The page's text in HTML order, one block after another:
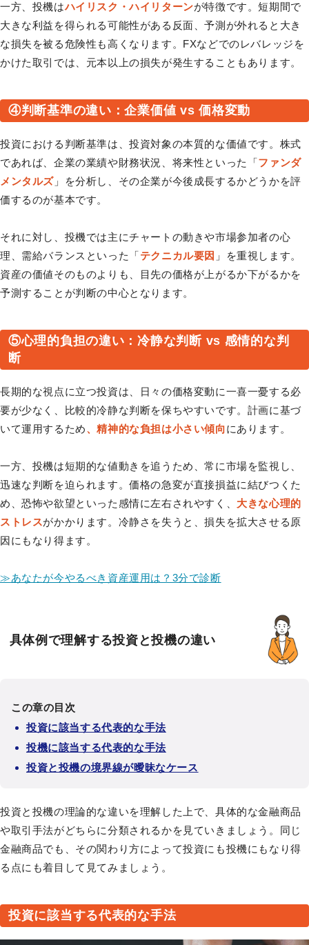
一方、投機はハイリスク・ハイリターンが特徴です。短期間で
大きな利益を得られる可能性がある反面、予測が外れると大き
な損失を被る危険性も高くなります。FXなどでのレバレッジを
かけた取引では、元本以上の損失が発生することもあります。
④判断基準の違い：企業価値 vs 価格変動
投資における判断基準は、投資対象の本質的な価値です。株式
であれば、企業の業績や財務状況、将来性といった「ファンダ
メンタルズ 」を分析し、その企業が今後成長するかどうかを評
価するのが基本です。
それに対し、投機では主にチャートの動きや市場参加者の心
理、需給バランスといった「テクニカル要因 」を重視します。
資産の価値そのものよりも、目先の価格が上がるか下がるかを
予測することが判断の中心となります。
⑤心理的負担の違い：冷静な判断 vs 感情的な判
断
長期的な視点に立つ投資は、日々の価格変動に一喜一憂する必
要が少なく、比較的冷静な判断を保ちやすいです。計画に基づ
いて運用するため、精神的な負担は小さい傾向にあります。
一方、投機は短期的な値動きを追うため、常に市場を監視し、
迅速な判断を迫られます。価格の急変が直接損益に結びつくた
め、恐怖や欲望といった感情に左右されやすく、 大きな心理的
ストレスがかかります。冷静さを失うと、損失を拡大させる原
因にもなり得ます。
≫あなたが今やるべき資産運用は？3分で診断
具体例で理解する投資と投機の違い
この章の目次
投資に該当する代表的な手法
投機に該当する代表的な手法
投資と投機の境界線が曖昧なケース
投資と投機の理論的な違いを理解した上で、具体的な金融商品
や取引手法がどちらに分類されるかを見ていきましょう。同じ
金融商品でも、その関わり方によって投資にも投機にもなり得
る点にも着目して見てみましょう。
投資に該当する代表的な手法